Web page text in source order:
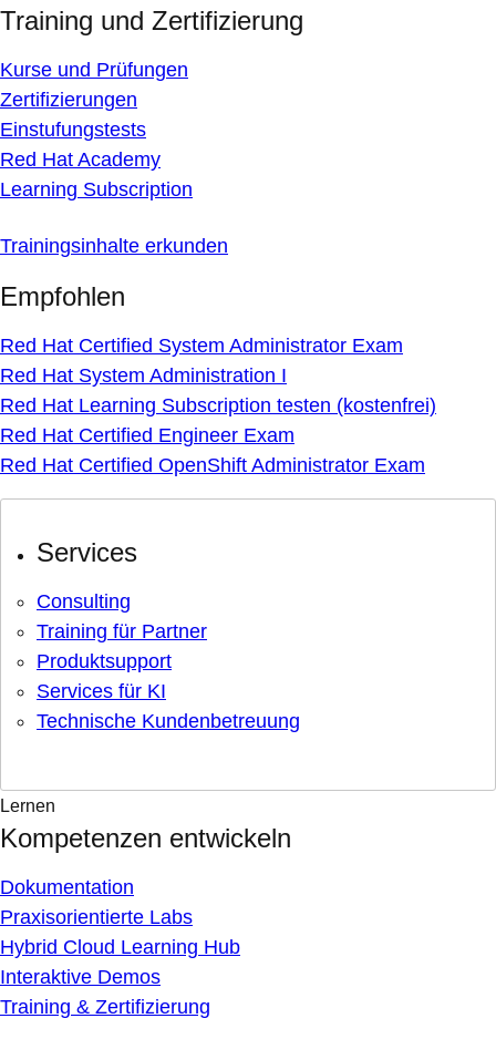
Training und Zertifizierung
Kurse und Prüfungen
Zertifizierungen
Einstufungstests
Red Hat Academy
Learning Subscription
Trainingsinhalte erkunden
Empfohlen
Red Hat Certified System Administrator Exam
Red Hat System Administration I
Red Hat Learning Subscription testen (kostenfrei)
Red Hat Certified Engineer Exam
Red Hat Certified OpenShift Administrator Exam
Services
Consulting
Training für Partner
Produktsupport
Services für KI
Technische Kundenbetreuung
Lernen
Kompetenzen entwickeln
Dokumentation
Praxisorientierte Labs
Hybrid Cloud Learning Hub
Interaktive Demos
Training & Zertifizierung